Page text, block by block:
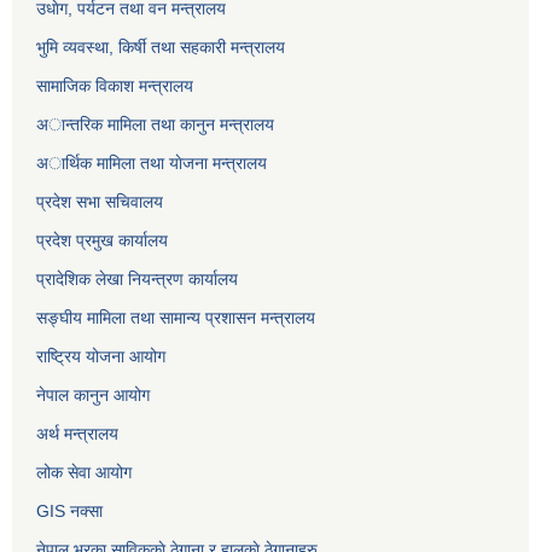
उधाेग, पर्यटन तथा वन मन्त्रालय
भुमि व्यवस्था, किर्षी तथा सहकारी मन्त्रालय
सामाजिक विकाश मन्त्रालय
अान्तरिक मामिला तथा कानुन मन्त्रालय
अार्थिक मामिला तथा याेजना मन्त्रालय
प्रदेश सभा सचिवालय
प्रदेश प्रमुख कार्यालय
प्रादेशिक लेखा नियन्त्रण कार्यालय
सङ्‍घीय मामिला तथा सामान्य प्रशासन मन्त्रालय
राष्ट्रिय योजना आयोग
नेपाल कानुन आयोग
अर्थ मन्त्रालय
लोक सेवा आयोग
GIS नक्सा